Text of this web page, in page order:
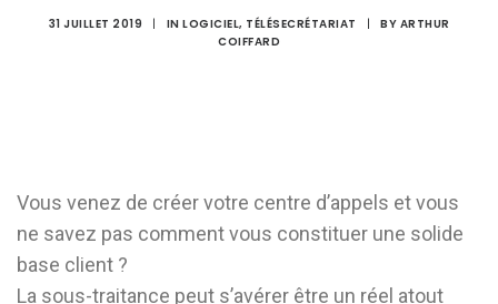
31 JUILLET 2019 | IN LOGICIEL, TÉLÉSECRÉTARIAT | BY ARTHUR
COIFFARD
Vous venez de créer votre centre d’appels et vous
ne savez pas comment vous constituer une solide
base client ?
La sous-traitance peut s’avérer être un réel atout